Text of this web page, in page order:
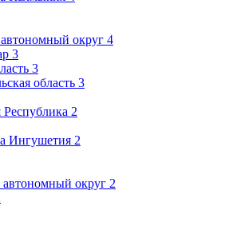
округ 4
3
3
область 3
2
Ингушетия 2
автономный округ 2